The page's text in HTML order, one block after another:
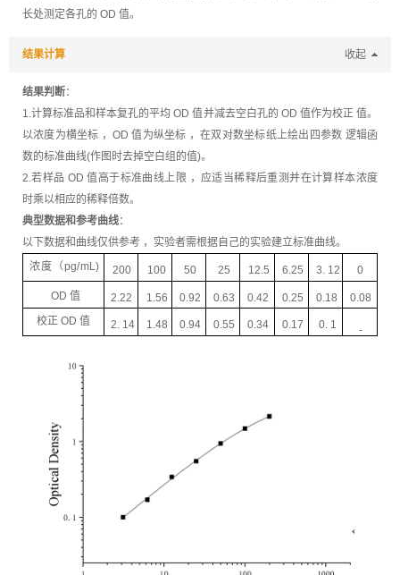
长处测定各孔的 OD 值。
结果计算 收起
结果判断：
1.计算标准品和样本复孔的平均 OD 值并减去空白孔的 OD 值作为校正 值。
以浓度为横坐标 ，OD 值为纵坐标 ，在双对数坐标纸上绘出四参数 逻辑函
数的标准曲线(作图时去掉空白组的值)。
2.若样品 OD 值高于标准曲线上限 ，应适当稀释后重测并在计算样本浓度
时乘以相应的稀释倍数。
典型数据和参考曲线：
以下数据和曲线仅供参考 ，实验者需根据自己的实验建立标准曲线。
浓度（pg/mL) 200 100 50 25 12.5 6.25 3. 12 0
OD 值 2.22 1.56 0.92 0.63 0.42 0.25 0.18
0.08
校正 OD 值 2. 14 1.48 0.94 0.55 0.34 0.17 0. 1 -